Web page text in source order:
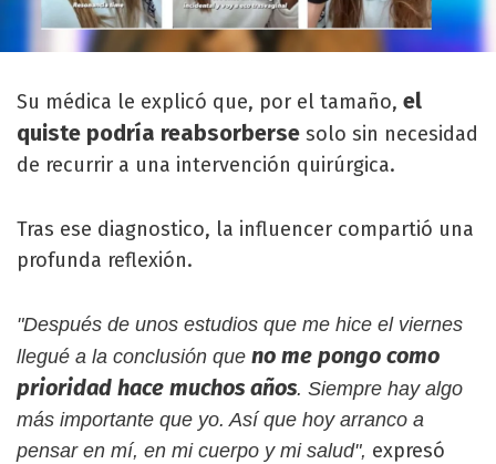
Su médica le explicó que, por el tamaño, el
quiste podría reabsorberse solo sin necesidad
de recurrir a una intervención quirúrgica.
Tras ese diagnostico, la influencer compartió una
profunda reflexión.
"Después de unos estudios que me hice el viernes
llegué a la conclusión que no me pongo como
prioridad hace muchos años. Siempre hay algo
más importante que yo. Así que hoy arranco a
pensar en mí, en mi cuerpo y mi salud", expresó